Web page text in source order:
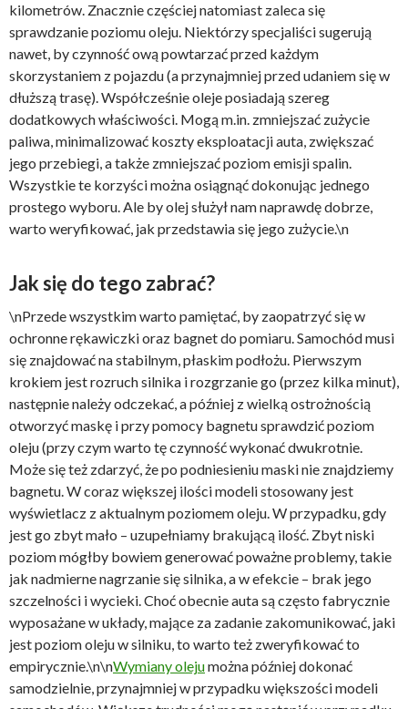
kilometrów. Znacznie częściej natomiast zaleca się
sprawdzanie poziomu oleju. Niektórzy specjaliści sugerują
nawet, by czynność ową powtarzać przed każdym
skorzystaniem z pojazdu (a przynajmniej przed udaniem się w
dłuższą trasę). Współcześnie oleje posiadają szereg
dodatkowych właściwości. Mogą m.in. zmniejszać zużycie
paliwa, minimalizować koszty eksploatacji auta, zwiększać
jego przebiegi, a także zmniejszać poziom emisji spalin.
Wszystkie te korzyści można osiągnąć dokonując jednego
prostego wyboru. Ale by olej służył nam naprawdę dobrze,
warto weryfikować, jak przedstawia się jego zużycie.\n
Jak się do tego zabrać?
\nPrzede wszystkim warto pamiętać, by zaopatrzyć się w
ochronne rękawiczki oraz bagnet do pomiaru. Samochód musi
się znajdować na stabilnym, płaskim podłożu. Pierwszym
krokiem jest rozruch silnika i rozgrzanie go (przez kilka minut),
następnie należy odczekać, a później z wielką ostrożnością
otworzyć maskę i przy pomocy bagnetu sprawdzić poziom
oleju (przy czym warto tę czynność wykonać dwukrotnie.
Może się też zdarzyć, że po podniesieniu maski nie znajdziemy
bagnetu. W coraz większej ilości modeli stosowany jest
wyświetlacz z aktualnym poziomem oleju. W przypadku, gdy
jest go zbyt mało – uzupełniamy brakującą ilość. Zbyt niski
poziom mógłby bowiem generować poważne problemy, takie
jak nadmierne nagrzanie się silnika, a w efekcie – brak jego
szczelności i wycieki. Choć obecnie auta są często fabrycznie
wyposażane w układy, mające za zadanie zakomunikować, jaki
jest poziom oleju w silniku, to warto też zweryfikować to
empirycznie.\n\nWymiany olejumożna później dokonać
samodzielnie, przynajmniej w przypadku większości modeli